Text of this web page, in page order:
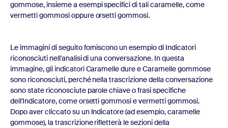
gommose, insieme a esempi specifici di tali caramelle, come
vermetti gommosi oppure orsetti gommosi.
Le immagini di seguito forniscono un esempio di Indicatori
riconosciuti nell'analisi di una conversazione. In questa
immagine, gli indicatori Caramelle dure e Caramelle gommose
sono riconosciuti, perché nella trascrizione della conversazione
sono state riconosciute parole chiave o frasi specifiche
dell'Indicatore, come orsetti gommosi e vermetti gommosi.
Dopo aver cliccato su un Indicatore (ad esempio, caramelle
gommose), la trascrizione rifletterà le sezioni della